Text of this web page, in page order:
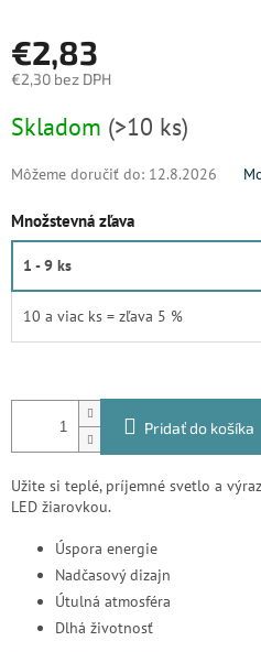
€2,83
€2,30 bez DPH
cena:
Skladom (>10 ks)
Môžeme doručiť do: 12.8.2026
Množstevná zľava
1 - 9 ks
10 a viac ks = zľava 5 %
Pridať do košíka
Užite si teplé, príjemné svetlo a
LED žiarovkou.
Úspora energie
Nadčasový dizajn
Útulná atmosféra
Dlhá životnosť